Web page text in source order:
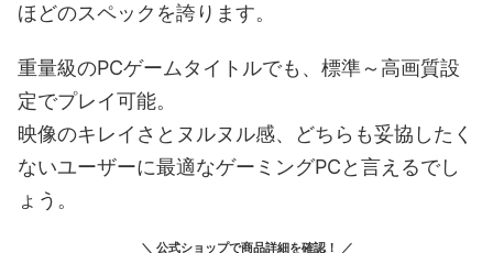
ほどのスペックを誇ります。
重量級のPCゲームタイトルでも、標準～高画質設
定でプレイ可能。
映像のキレイさとヌルヌル感、どちらも妥協したく
ないユーザーに最適なゲーミングPCと言えるでし
ょう。
＼ 公式ショップで商品詳細を確認！ ／